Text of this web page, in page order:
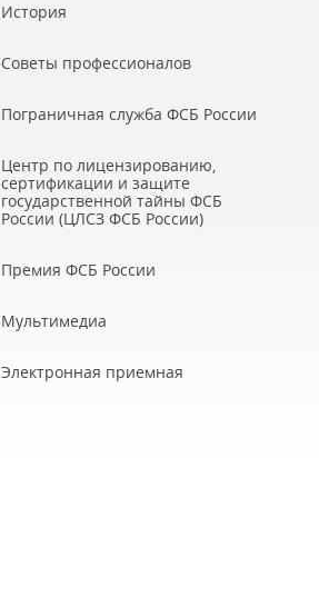
История
Советы профессионалов
Пограничная служба ФСБ России
Центр по лицензированию,
сертификации и защите
государственной тайны ФСБ
России (ЦЛСЗ ФСБ России)
Премия ФСБ России
Мультимедиа
Электронная приемная